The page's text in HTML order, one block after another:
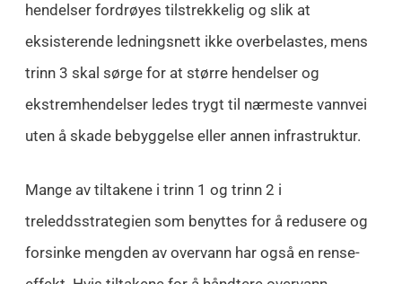
hendelser fordrøyes tilstrekkelig og slik at
eksisterende ledningsnett ikke overbelastes, mens
trinn 3 skal sørge for at større hendelser og
ekstremhendelser ledes trygt til nærmeste vannvei
uten å skade bebyggelse eller annen infrastruktur.
Mange av tiltakene i trinn 1 og trinn 2 i
treleddsstrategien som benyttes for å redusere og
forsinke mengden av overvann har også en rense-